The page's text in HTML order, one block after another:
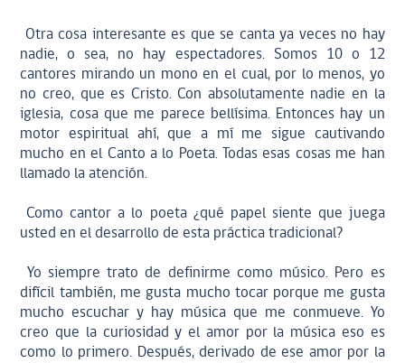
Otra cosa interesante es que se canta ya veces no hay
nadie, o sea, no hay espectadores. Somos 10 o 12
cantores mirando un mono en el cual, por lo menos, yo
no creo, que es Cristo. Con absolutamente nadie en la
iglesia, cosa que me parece bellísima. Entonces hay un
motor espiritual ahí, que a mí me sigue cautivando
mucho en el Canto a lo Poeta. Todas esas cosas me han
llamado la atención.
Como cantor a lo poeta ¿qué papel siente que juega
usted en el desarrollo de esta práctica tradicional?
Yo siempre trato de definirme como músico. Pero es
difícil también, me gusta mucho tocar porque me gusta
mucho escuchar y hay música que me conmueve. Yo
creo que la curiosidad y el amor por la música eso es
como lo primero. Después, derivado de ese amor por la